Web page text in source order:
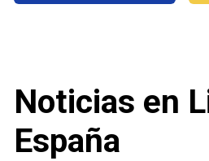
Noticias en
España